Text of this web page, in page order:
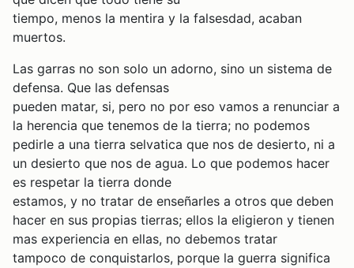
tiempo, menos la mentira y la falsesdad, acaban
muertos.
Las garras no son solo un adorno, sino un sistema de
defensa. Que las defensas
pueden matar, si, pero no por eso vamos a renunciar a
la herencia que tenemos de la tierra; no podemos
pedirle a una tierra selvatica que nos de desierto, ni a
un desierto que nos de agua. Lo que podemos hacer
es respetar la tierra donde
estamos, y no tratar de enseñarles a otros que deben
hacer en sus propias tierras; ellos la eligieron y tienen
mas experiencia en ellas, no debemos tratar
tampoco de conquistarlos, porque la guerra significa